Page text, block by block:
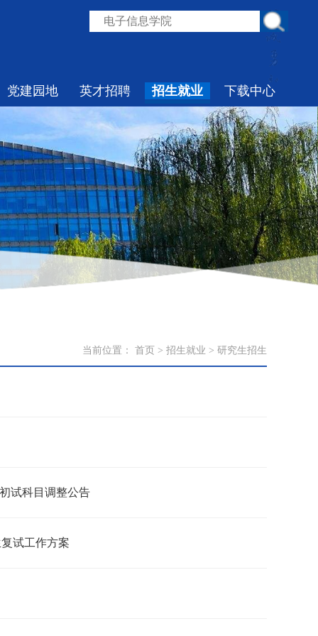
党建园地 英才招聘 招生就业 下载中心
当前位置： 首页 > 招生就业 > 研究生招生
试科目调整公告
试工作方案